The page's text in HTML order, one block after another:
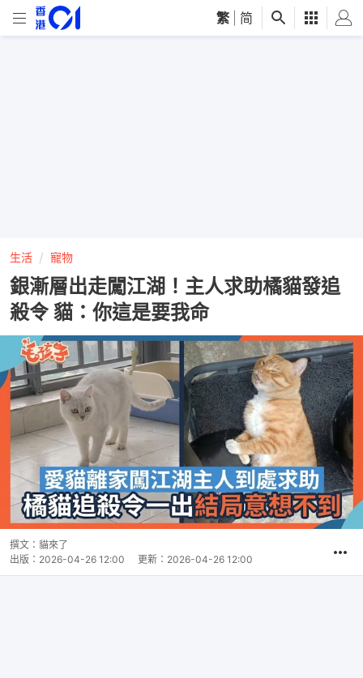
繁 简
生活 寵物
銀漸層出走闖江湖！主人求助橘貓發追
殺令 貓：你這是要我命
撰文： 貓來了
出版： 2026-04-26 12:00 更新： 2026-04-26 12:00